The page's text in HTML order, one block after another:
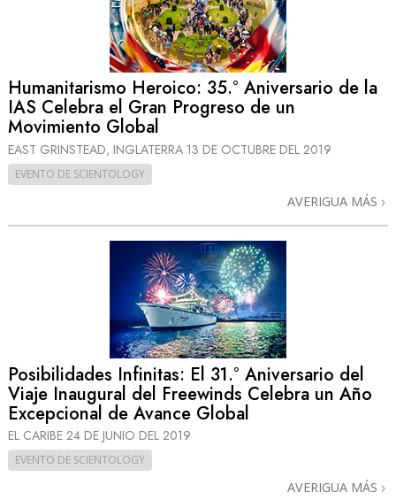
Humanitarismo Heroico: 35.° Aniversario de la
IAS Celebra el Gran Progreso de un
Movimiento Global
EAST GRINSTEAD, INGLATERRA 13 DE OCTUBRE DEL 2019
EVENTO DE SCIENTOLOGY
AVERIGUA MÁS
Posibilidades Infinitas: El 31.° Aniversario del
Viaje Inaugural del Freewinds Celebra un Año
Excepcional de Avance Global
EL CARIBE 24 DE JUNIO DEL 2019
EVENTO DE SCIENTOLOGY
AVERIGUA MÁS